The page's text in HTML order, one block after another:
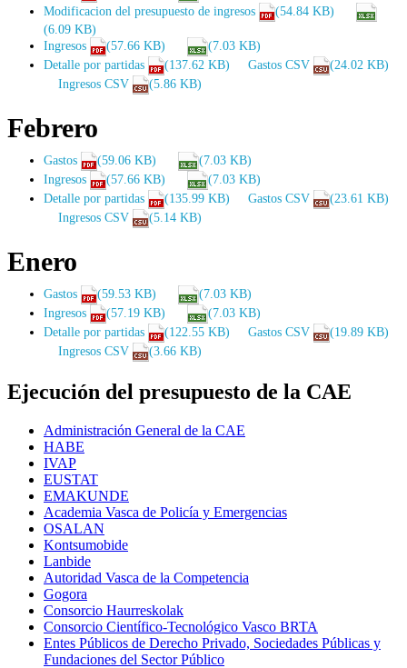
Modificacion del presupuesto de ingresos
(54.84 KB)
(6.09 KB)
Ingresos
(57.66 KB)
(7.03 KB)
Detalle por partidas
(137.62 KB) Gastos CSV
(24.02 KB)
Ingresos CSV
(5.86 KB)
Febrero
Gastos (59.06 KB)
(7.03 KB)
Ingresos
(57.66 KB)
(7.03 KB)
Detalle por partidas
(135.99 KB) Gastos CSV
(23.61 KB)
Ingresos CSV
(5.14 KB)
Enero
Gastos (59.53 KB)
(7.03 KB)
Ingresos
(57.19 KB)
(7.03 KB)
Detalle por partidas
(122.55 KB) Gastos CSV
(19.89 KB)
Ingresos CSV
(3.66 KB)
Ejecución del presupuesto de la CAE
Administración General de la CAE
HABE
IVAP
EUSTAT
EMAKUNDE
Academia Vasca de Policía y Emergencias
OSALAN
Kontsumobide
Lanbide
Autoridad Vasca de la Competencia
Gogora
Consorcio Haurreskolak
Consorcio Científico-Tecnológico Vasco BRTA
Entes Públicos de Derecho Privado, Sociedades Públicas y
Fundaciones del Sector Público